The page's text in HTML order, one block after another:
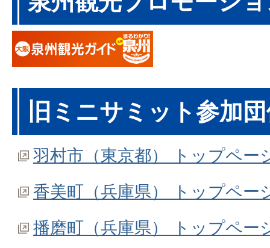
旧ミニサミット参加
羽村市（東京都） トップペー
香美町（兵庫県） トップペー
播磨町（兵庫県） トップペー